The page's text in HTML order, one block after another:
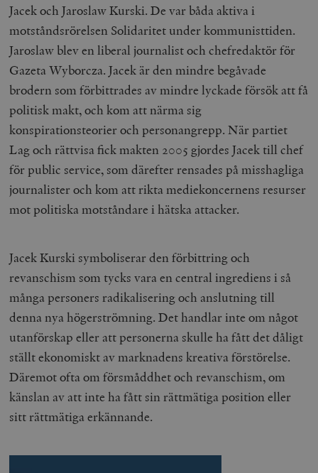
Jacek och Jaroslaw Kurski. De var båda aktiva i
motståndsrörelsen Solidaritet under kommunisttiden.
Jaroslaw blev en liberal journalist och chefredaktör för
Gazeta Wyborcza. Jacek är den mindre begåvade
brodern som förbittrades av mindre lyckade försök att få
politisk makt, och kom att närma sig
konspirationsteorier och personangrepp. När partiet
Lag och rättvisa fick makten 2005 gjordes Jacek till chef
för public service, som därefter rensades på misshagliga
journalister och kom att rikta mediekoncernens resurser
mot politiska motståndare i hätska attacker.
Jacek Kurski symboliserar den förbittring och
revanschism som tycks vara en central ingrediens i så
många personers radikalisering och anslutning till
denna nya högerströmning. Det handlar inte om något
utanförskap eller att personerna skulle ha fått det dåligt
ställt ekonomiskt av marknadens kreativa förstörelse.
Däremot ofta om försmåddhet och revanschism, om
känslan av att inte ha fått sin rättmätiga position eller
sitt rättmätiga erkännande.